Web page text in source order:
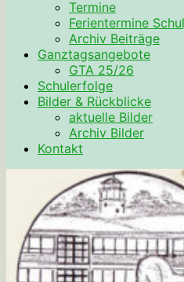
Termine
Ferientermine
Archiv Beiträge
Ganztagsangebote
GTA 25/26
Schulerfolge
Bilder & Rückblicke
aktuelle Bilder
Archiv Bilder
Kontakt